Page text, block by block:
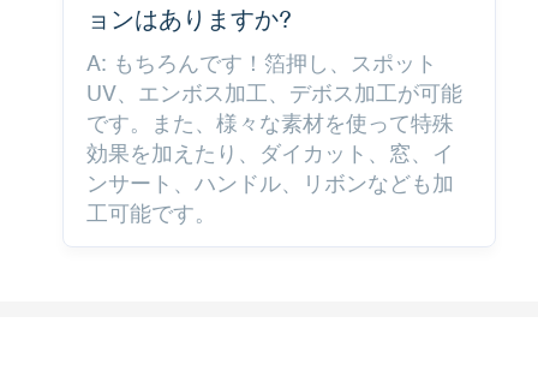
ョンはありますか?
A: もちろんです！箔押し、スポット
UV、エンボス加工、デボス加工が可能
です。また、様々な素材を使って特殊
効果を加えたり、ダイカット、窓、イ
ンサート、ハンドル、リボンなども加
工可能です。